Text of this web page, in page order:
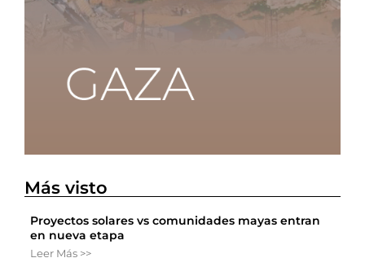
Más visto
Proyectos solares vs comunidades mayas entran
en nueva etapa
Leer Más >>